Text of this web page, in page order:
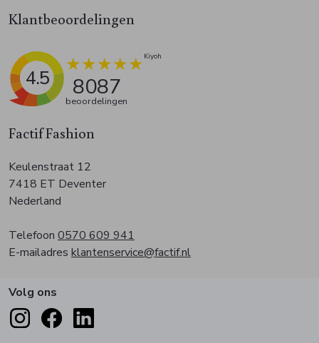
Factif Fashion
Keulenstraat 12
7418 ET Deventer
Nederland
Telefoon 0570 609 941
E-mailadres klantenservice@factif.nl
Klantbeoordelingen
4.5 8087
beoordelingen
Volg ons